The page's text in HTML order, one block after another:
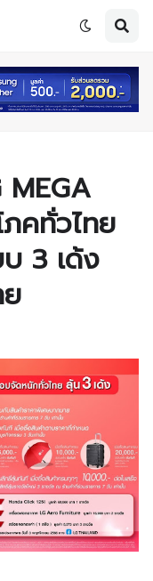
ภคทั่วไทย
3 เด้ง